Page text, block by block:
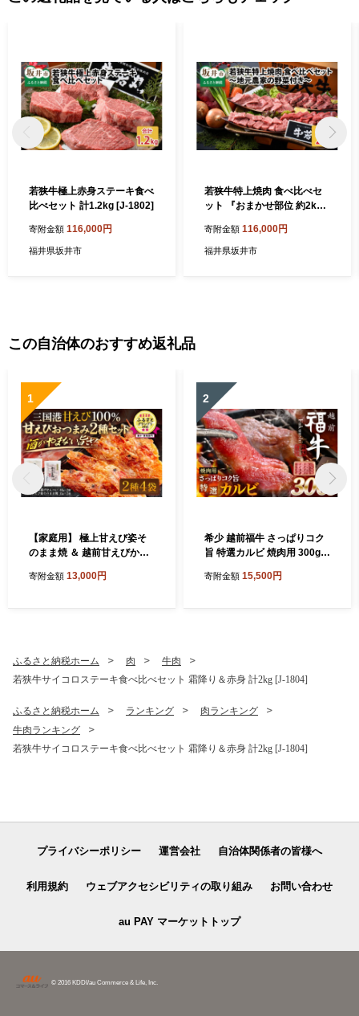
ご連絡ください。
若狭牛極上赤身ステーキ食べ
比べセット 計1.2kg [J-1802]
寄附金額 116,000円
福井県坂井市
若狭牛特上焼肉 食べ比べセ
ット 『おまかせ部位 約2k
[J-1806]
寄附金額 116,000円
福井県坂井市
この自治体のおすすめ返礼品
1
【家庭用】 極上甘えび姿そ
のまま焼 ＆ 越前甘えびから
6]
寄附金額 13,000円
2
希少 越前福牛 さっぱりコク
旨 特選カルビ 焼肉用 300g
牛 赤身和牛 かるび 肉 牛 牛
寄附金額 15,500円
ふるさと納税ホーム 肉
牛肉
若狭牛サイコロステーキ食べ比べセット 霜降り＆赤身 計2kg [J-1804]
ふるさと納税ホーム ランキング
肉ランキング
牛肉ランキング
若狭牛サイコロステーキ食べ比べセット 霜降り＆赤身 計2kg [J-1804]
プライバシーポリシー 運営会社 自治体関係者の皆様へ
利用規約 ウェブアクセシビリティの取り組み お問い合わせ
au PAY マーケットトップ
© 2016 KDDI/au Commerce & Life, Inc.